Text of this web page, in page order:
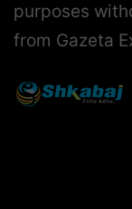
purposes
from Gazeta